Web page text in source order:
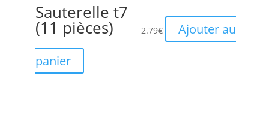
Sauterelle t7
(11 pièces) 2.79€
Ajouter au
panier